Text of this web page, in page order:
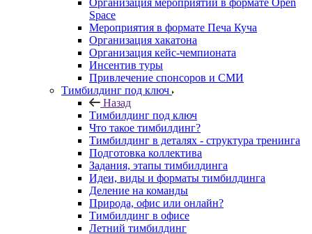
Организация мероприятий в формате Open
Space
Мероприятия в формате Печа Куча
Организация хакатона
Организация кейс-чемпионата
Инсентив туры
Привлечение спонсоров и СМИ
Тимбилдинг под ключ
Назад
Тимбилдинг под ключ
Что такое тимбилдинг?
Тимбилдинг в деталях - структура тренинга
Подготовка коллектива
Задания, этапы тимбилдинга
Идеи, виды и форматы тимбилдинга
Деление на команды
Природа, офис или онлайн?
Тимбилдинг в офисе
Летний тимбилдинг